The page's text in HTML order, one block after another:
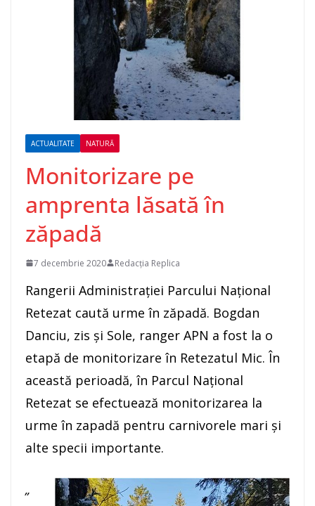
ACTUALITATE NATURĂ
Monitorizare pe
amprenta lăsată în
zăpadă
7 decembrie 2020 Redacția Replica
Rangerii Administrației Parcului Național
Retezat caută urme în zăpadă. Bogdan
Danciu, zis și Sole, ranger APN a fost la o
etapă de monitorizare în Retezatul Mic. În
această perioadă, în Parcul Național
Retezat se efectuează monitorizarea la
urme în zapadă pentru carnivorele mari și
alte specii importante.
„